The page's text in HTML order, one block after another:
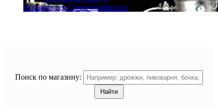
Показать все Самогоноварение
Поиск по магазину: